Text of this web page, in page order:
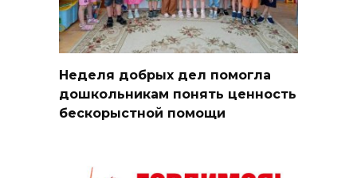
Неделя добрых дел помогла
дошкольникам понять ценность
бескорыстной помощи